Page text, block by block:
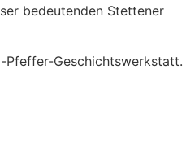
bedeutenden Stettener
Pfeffer-Geschichtswerkstatt.